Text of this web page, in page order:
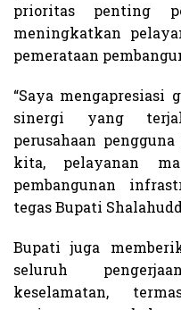
prioritas penting
meningkatkan
pemerataan
“Saya mengapresiasi
sinergi yang
perusahaan
kita, pelayanan
pembangunan
tegas Bupati
Bupati juga
seluruh
keselamatan,